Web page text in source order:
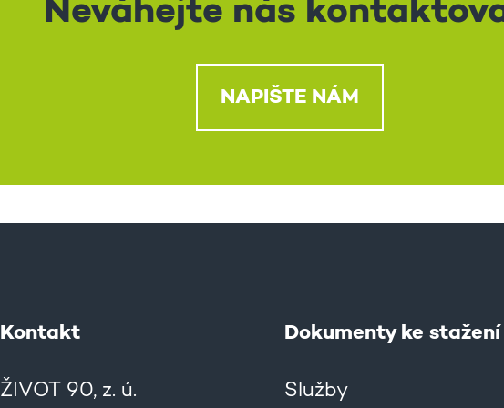
Neváhejte nás
NAPIŠTE NÁM
Kontakt
ŽIVOT 90, z. ú.
Dokumenty ke stažení
Služby